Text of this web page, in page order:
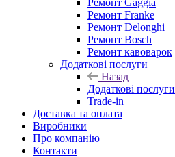
Ремонт Gaggia
Ремонт Franke
Ремонт Delonghi
Ремонт Bosch
Ремонт кавоварок
Додаткові послуги
Назад
Додаткові послуги
Trade-in
Доставка та оплата
Виробники
Про компанію
Контакти